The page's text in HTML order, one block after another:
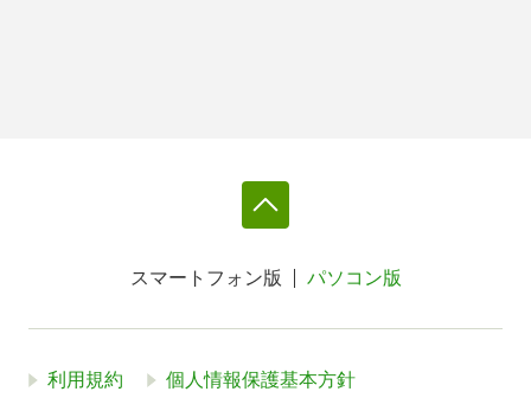
スマートフォン版 パソコン版
利用規約 個人情報保護基本方針